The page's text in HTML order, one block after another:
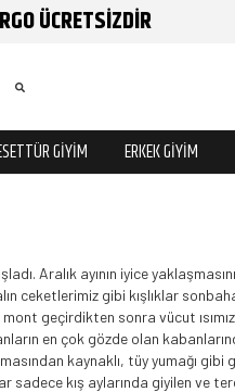
ÜCRETSİZDİR
GİYİM ERKEK GİYİM
Aralık ayının iyice
ceketlerimiz gibi kışlıklar
geçirdikten sonra vücut
en çok gözde olan
kaynaklı, tüy yumağı
kış aylarında giyilen ve